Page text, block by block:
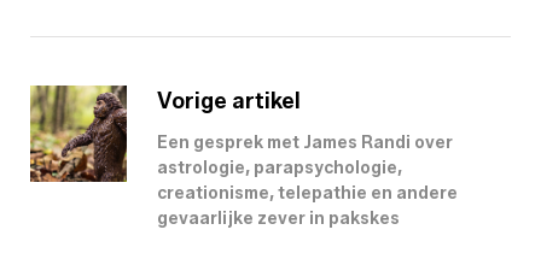
Vorige artikel
Een gesprek met James Randi over
astrologie, parapsychologie,
creationisme, telepathie en andere
gevaarlijke zever in pakskes